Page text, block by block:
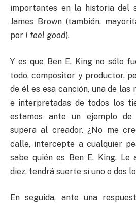
importantes en la historia del
James Brown (también,
por I feel good).
Y es que Ben E. King no sólo
todo, compositor y productor,
de él es esa canción, una de las
e interpretadas de todos los
estamos ante un ejemplo
supera al creador. ¿No me
calle, intercepte a cualquier
sabe quién es Ben E. King. Le
diez, tendrá suerte si uno o dos
En seguida, ante una